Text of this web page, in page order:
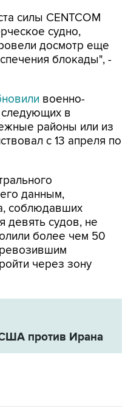
силы CENTCOM
судно,
досмотр еще
блокады", -
военно-
в
районы или из
с 13 апреля по
данным,
соблюдавших
девять судов, не
более чем 50
через зону
против Ирана